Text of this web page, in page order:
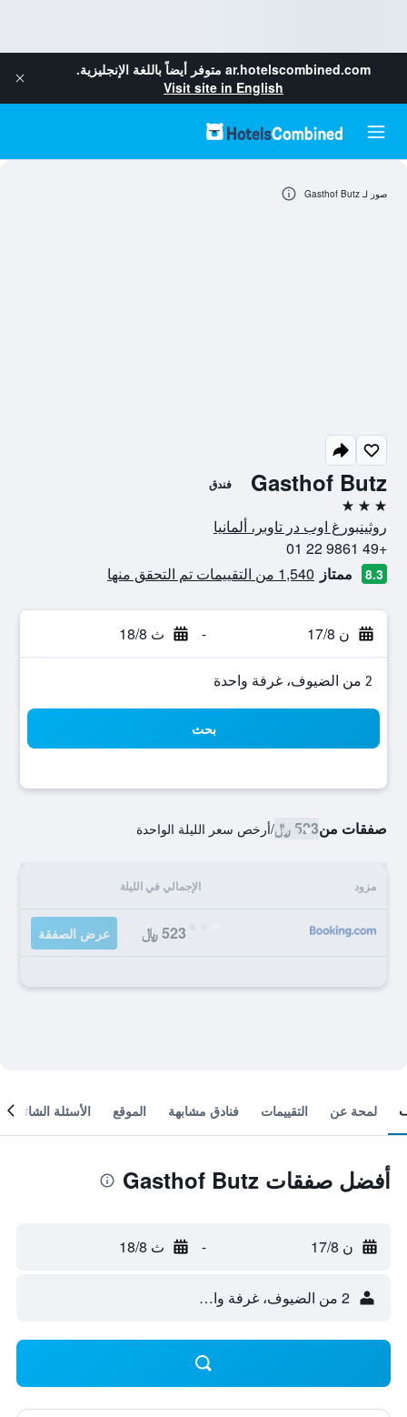
ar.hotelscombined.com متوفر أيضاً باللغة الإنجليزية.
Visit site in English
Gasthof Butz فندق
3 نجوم
روثينبورغ اوب در تاوبر، ألمانيا
+49 9861 22 01
8.3 ممتاز 1,540 من التقييمات تم التحقق منها
ن 17/8 - ث 18/8
2 من الضيوف، غرفة واحدة
بحث
صفقات من523 ﷼ /أرخص سعر الليلة الواحدة
مزود الإجمالي في الليلة
523 ﷼ عرض الصفقة
صور لـ Gasthof Butz
لمحة عن التقييمات فنادق مشابهة الموقع الأسئلة الشائعة
أفضل صفقات Gasthof Butz
ن 17/8 - ث 18/8
2 من الضيوف، غرفة واحدة